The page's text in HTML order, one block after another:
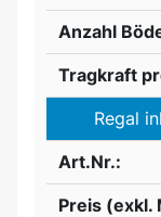
Anzahl
Tragkraft
Regal
Art.Nr.:
Preis (exkl.